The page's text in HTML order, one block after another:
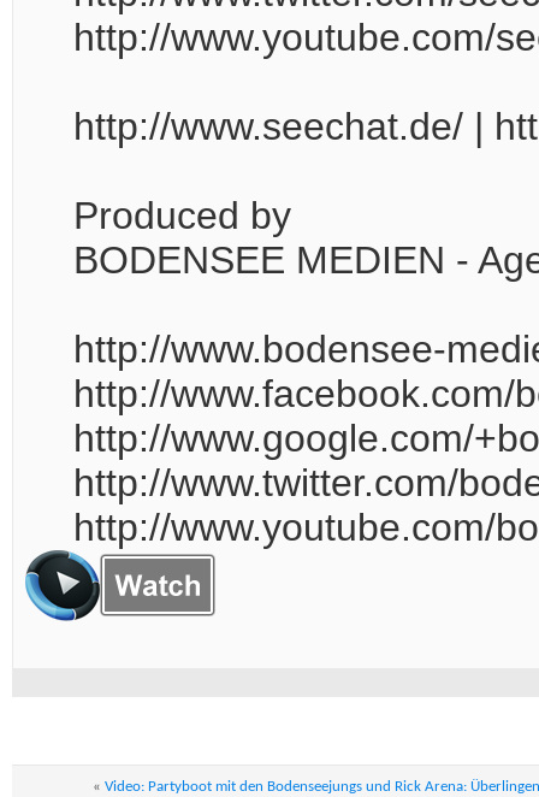
http://www.youtube.com/
http://www.seechat.de/ |
Produced by
BODENSEE MEDIEN -
http://www.bodensee-
http://www.facebook.com/
http://www.google.com/
http://www.twitter.com/
http://www.youtube.com/
« Video: Partyboot mit den Bodenseejungs und Rick Arena: